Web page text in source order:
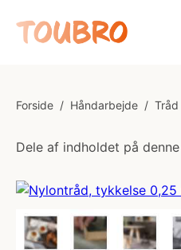
Forside / Håndarbejde / Tråd
Dele af indholdet på